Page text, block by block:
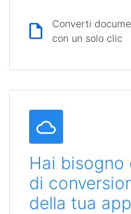
Converti
con un solo clic
Hai bisogno
di
della tua